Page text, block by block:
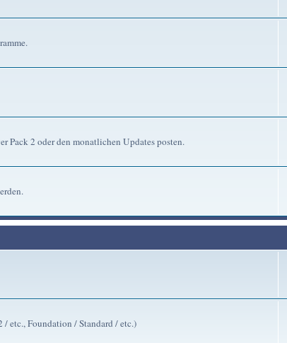
Pack 2 oder den monatlichen Updates posten.
etc., Foundation / Standard / etc.)